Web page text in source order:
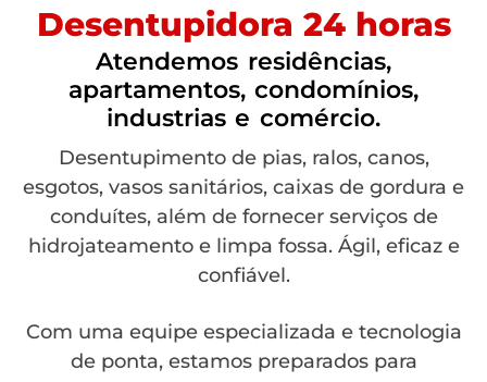
Desentupidora 24 horas
Atendemos residências,
apartamentos, condomínios,
industrias e comércio.
Desentupimento de pias, ralos, canos,
esgotos, vasos sanitários, caixas de gordura e
conduítes, além de fornecer serviços de
hidrojateamento e limpa fossa. Ágil, eficaz e
confiável.
Com uma equipe especializada e tecnologia
de ponta, estamos preparados para